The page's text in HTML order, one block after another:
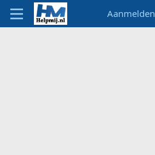
Aanmelden